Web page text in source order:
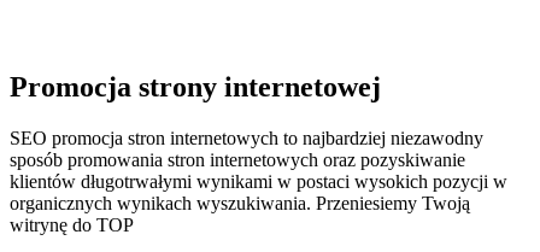
Promocja strony internetowej
SEO promocja stron internetowych to najbardziej niezawodny
sposób promowania stron internetowych oraz pozyskiwanie
klientów długotrwałymi wynikami w postaci wysokich pozycji w
organicznych wynikach wyszukiwania. Przeniesiemy Twoją
witrynę do TOP